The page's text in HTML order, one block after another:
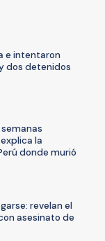
e intentaron
dos detenidos
la
donde murió
revelan el
asesinato de